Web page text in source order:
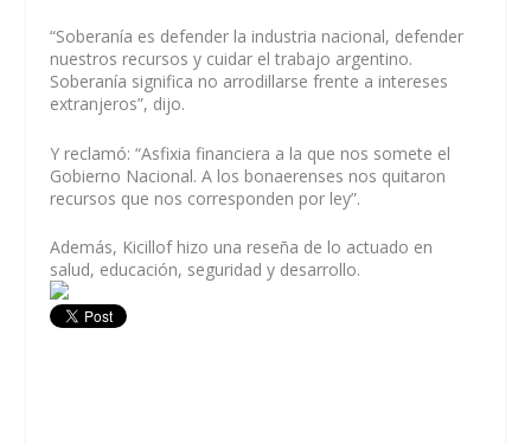
“Soberanía es defender la industria nacional, defender
nuestros recursos y cuidar el trabajo argentino.
Soberanía significa no arrodillarse frente a intereses
extranjeros”, dijo.
Y reclamó: “Asfixia financiera a la que nos somete el
Gobierno Nacional. A los bonaerenses nos quitaron
recursos que nos corresponden por ley”.
Además, Kicillof hizo una reseña de lo actuado en
salud, educación, seguridad y desarrollo.